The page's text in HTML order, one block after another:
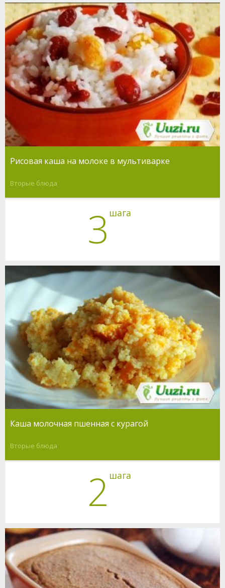
Рисовая каша на молоке в мультиварке
Вторые блюда
3 шага
Каша молочная пшенная с курагой
Вторые блюда
2 шага